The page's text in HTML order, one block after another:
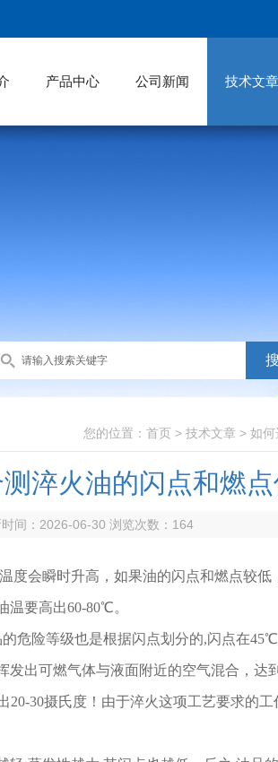
产品中心 公司新闻 技术文章
您的位置： 首页 > 技术文章 > 如
淬火油的闪点和燃
间：2026-06-30 浏览次数： 164
会瞬时升高，如果油的闪点和燃点较低
温要高出60-80℃。
危险等级也是根据闪点划分的,闪点在
出可燃气体与液面附近的空气混合，达
30摄氏度！由于淬火这项工艺要求的